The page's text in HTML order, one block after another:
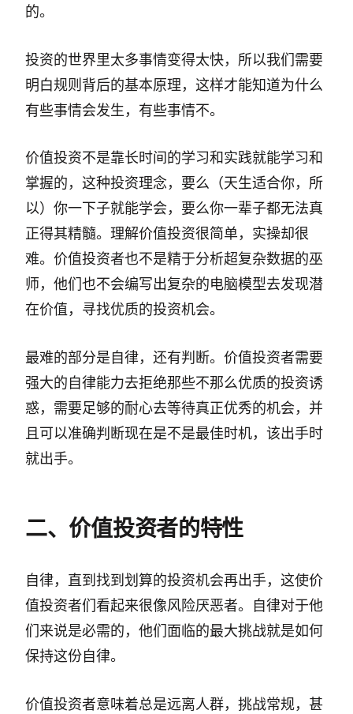
的。
投资的世界里太多事情变得太快，所以我们需要
明白规则背后的基本原理，这样才能知道为什么
有些事情会发生，有些事情不。
价值投资不是靠长时间的学习和实践就能学习和
掌握的，这种投资理念，要么（天生适合你，所
以）你一下子就能学会，要么你一辈子都无法真
正得其精髓。理解价值投资很简单，实操却很
难。价值投资者也不是精于分析超复杂数据的巫
师，他们也不会编写出复杂的电脑模型去发现潜
在价值，寻找优质的投资机会。
最难的部分是自律，还有判断。价值投资者需要
强大的自律能力去拒绝那些不那么优质的投资诱
惑，需要足够的耐心去等待真正优秀的机会，并
且可以准确判断现在是不是最佳时机，该出手时
就出手。
二、价值投资者的特性
自律，直到找到划算的投资机会再出手，这使价
值投资者们看起来很像风险厌恶者。自律对于他
们来说是必需的，他们面临的最大挑战就是如何
保持这份自律。
价值投资者意味着总是远离人群，挑战常规，甚